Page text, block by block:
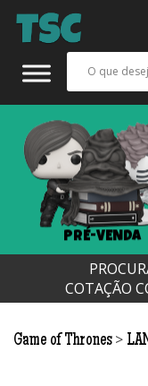
PRÉ-VENDA
COTAÇÃO
Game of Thrones >